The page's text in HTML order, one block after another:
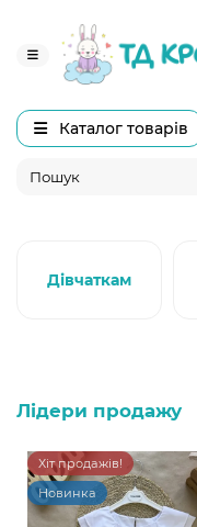
Каталог товарів
Дівчаткам
Лідери продажу
Хіт продажів!
Новинка